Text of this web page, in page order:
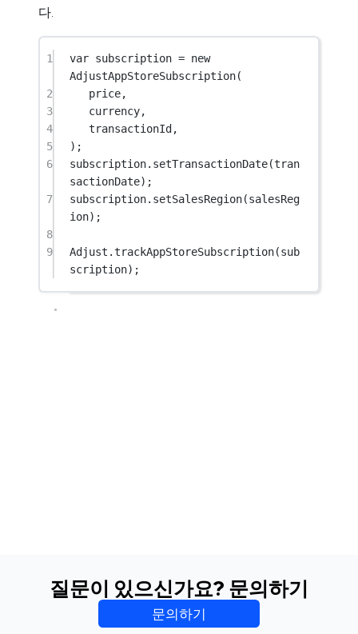
다.
1 var subscription = new
AdjustAppStoreSubscription(
2
price,
3
currency,
4
transactionId,
5
);
6
subscription. setTransactionDate(tran
sactionDate);
7
subscription. setSalesRegion(salesReg
ion);
8
9
Adjust.trackAppStoreSubscription(sub
scription);
질문이 있으신가요? 문의하기
문의하기